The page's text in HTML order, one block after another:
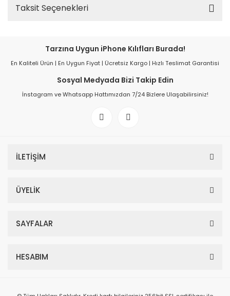
Taksit Seçenekleri
Tarzına Uygun iPhone Kılıfları Burada!
En Kaliteli Ürün | En Uygun Fiyat | Ücretsiz Kargo | Hızlı Teslimat Garantisi
Sosyal Medyada Bizi Takip Edin
İnstagram ve Whatsapp Hattımızdan 7/24 Bizlere Ulaşabilirsiniz!
İLETİŞİM
ÜYELİK
SAYFALAR
HESABIM